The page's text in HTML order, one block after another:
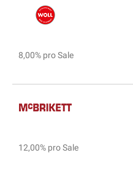
8,00% pro Sale
12,00% pro Sale